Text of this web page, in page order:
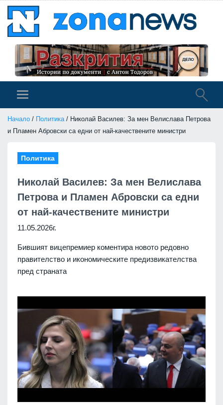
Начало / Политика/ Николай Василев: За мен Велислава Петрова
и Пламен Абровски са едни от най-качествените министри
Политика
Николай Василев: За мен Велислава
Петрова и Пламен Абровски са едни
от най-качествените министри
11.05.2026г.
Бившият вицепремиер коментира новото редовно
правителство и икономическите предизвикателства
пред страната